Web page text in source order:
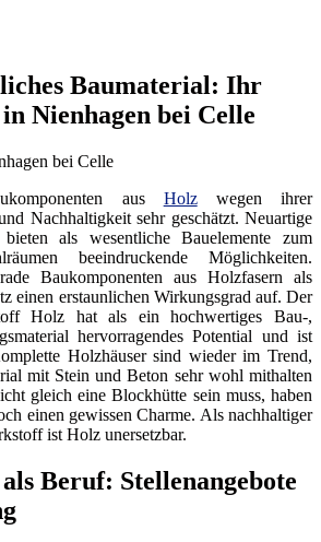
Baumaterial: Ihr
Nienhagen bei Celle
aus Holzwegen ihrer
Nachhaltigkeit sehr geschätzt. Neuartige
bieten als wesentliche Bauelemente zum
beeindruckende Möglichkeiten.
Baukomponenten aus Holzfasern als
einen erstaunlichen Wirkungsgrad auf. Der
Holz hat als ein hochwertiges Bau-,
hervorragendes Potential und ist
Holzhäuser sind wieder im Trend,
mit Stein und Beton sehr wohl mithalten
gleich eine Blockhütte sein muss, haben
einen gewissen Charme. Als nachhaltiger
ist Holz unersetzbar.
Beruf: Stellenangebote